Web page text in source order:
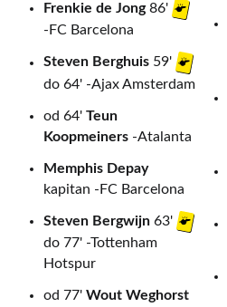
Frenkie de Jong86'
-FC Barcelona
Steven Berghuis 59'
do 64' -Ajax Amsterdam
od 64' Teun
Koopmeiners -Atalanta
Memphis Depay
kapitan -FC Barcelona
Steven Bergwijn 63'
do 77' -Tottenham
Hotspur
od 77' Wout Weghorst